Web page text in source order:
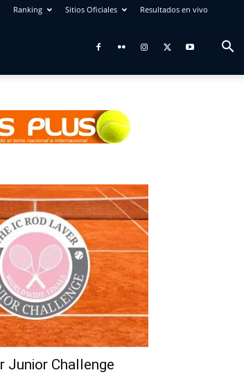
Ranking Sitios Oficiales Resultados en vivo
Junior Challenge